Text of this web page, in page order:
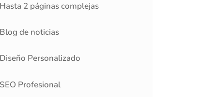
Hasta 2 páginas complejas
Blog de noticias
Diseño Personalizado
SEO Profesional